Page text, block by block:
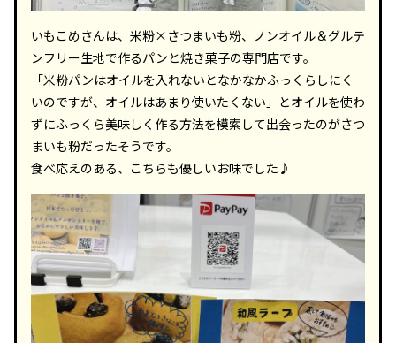
いもこめさんは、米粉×さつまいも粉、ノンオイル＆グルテ
ンフリー生地で作るパンと焼き菓子の専門店です。
「米粉パンはオイルを入れないとなかなかふっくらしにく
いのですが、オイルはあまり使いたくない」とオイルを使わ
ずにふっくら美味しく作る方法を模索して出会ったのがさつ
まいも粉だったそうです。
食べ応えのある、こちらも優しいお味でした♪